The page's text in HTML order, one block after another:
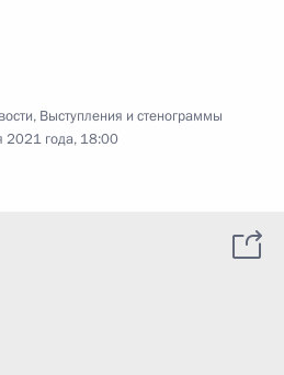
, Выступления и стенограммы
2021 года, 18:00